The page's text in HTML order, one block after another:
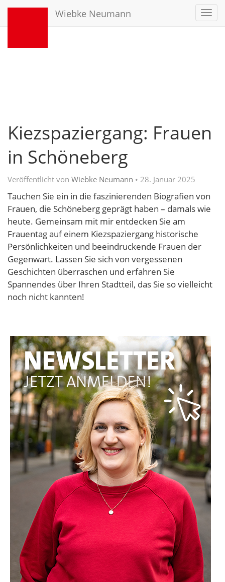
Wiebke Neumann
Kiezspaziergang: Frauen
in Schöneberg
Veröffentlicht von Wiebke Neumann • 28. Januar 2025
Tauchen Sie ein in die faszinierenden Biografien von
Frauen, die Schöneberg geprägt haben – damals wie
heute. Gemeinsam mit mir entdecken Sie am
Frauentag auf einem Kiezspaziergang historische
Persönlichkeiten und beeindruckende Frauen der
Gegenwart. Lassen Sie sich von vergessenen
Geschichten überraschen und erfahren Sie
Spannendes über Ihren Stadtteil, das Sie so vielleicht
noch nicht kannten!